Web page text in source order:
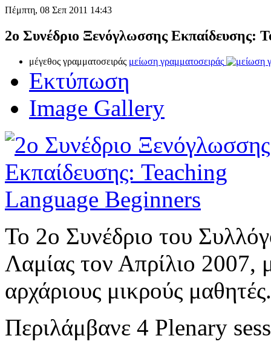
Πέμπτη, 08 Σεπ 2011 14:43
2o Συνέδριο Ξενόγλωσσης Εκπαίδευσης:
μέγεθος γραμματοσειράς μείωση γραμματοσειράς
Εκτύπωση
Image Gallery
Το 2ο Συνέδριο του
Λαμίας τον Απρίλιο 2007,
αρχάριους μικρούς
Περιλάμβανε 4 Plenary